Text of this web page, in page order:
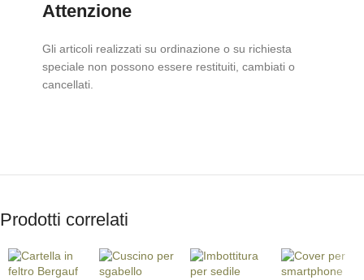
Attenzione
Gli articoli realizzati su ordinazione o su richiesta
speciale non possono essere restituiti, cambiati o
cancellati.
Prodotti correlati